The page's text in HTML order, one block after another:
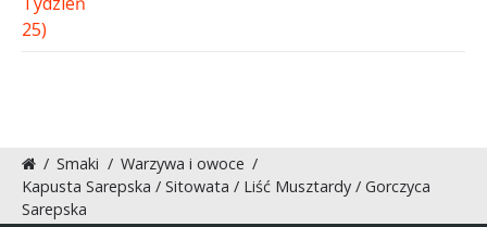
/ Smaki / Warzywa i owoce /
Kapusta Sarepska / Sitowata / Liść Musztardy / Gorczyca
Sarepska